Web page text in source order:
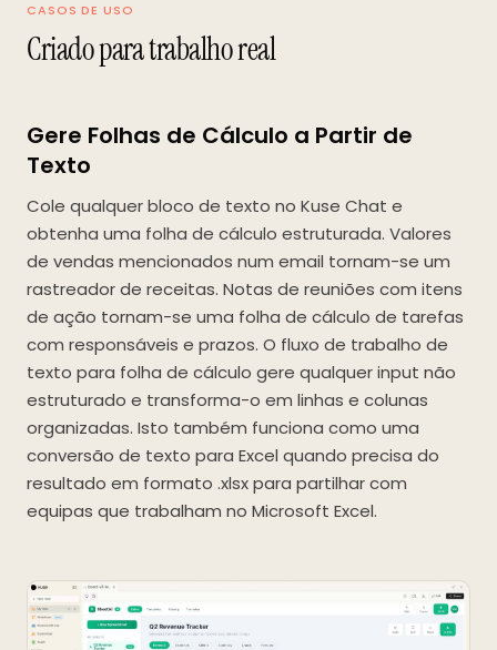
CASOS DE USO
Criado para trabalho real
Gere Folhas de Cálculo a Partir de
Texto
Cole qualquer bloco de texto no Kuse Chat e
obtenha uma folha de cálculo estruturada. Valores
de vendas mencionados num email tornam-se um
rastreador de receitas. Notas de reuniões com itens
de ação tornam-se uma folha de cálculo de tarefas
com responsáveis e prazos. O fluxo de trabalho de
texto para folha de cálculo gere qualquer input não
estruturado e transforma-o em linhas e colunas
organizadas. Isto também funciona como uma
conversão de texto para Excel quando precisa do
resultado em formato .xlsx para partilhar com
equipas que trabalham no Microsoft Excel.